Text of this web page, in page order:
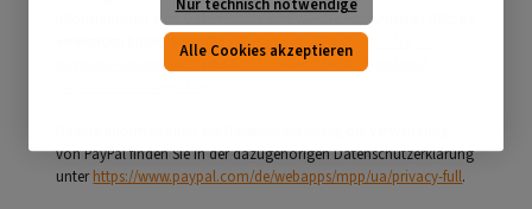
Informationen zum Datenschutz und welche Auskunfteien Ratpay
verwenden finden Sie unter
https://www.ratepay.com/legal-
payment-dataprivacy/
https://www.ratepay.com/legal-
von PayPal finden Sie in der dazugehörigen Datenschutzerklärung
unterhttps://www.paypal.com/de/webapps/mpp/ua/privacy-full.
Nur technisch notwendige
Alle Cookies akzeptieren